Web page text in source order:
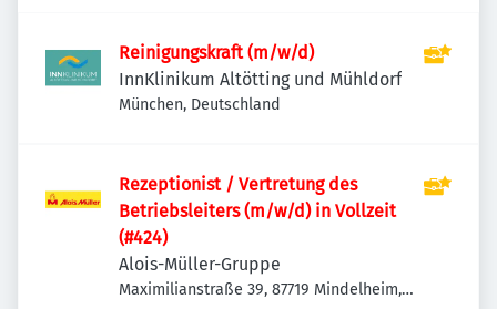
Reinigungskraft (m/w/d)
InnKlinikum Altötting und Mühldorf
München, Deutschland
Rezeptionist / Vertretung des
Betriebsleiters (m/w/d) in Vollzeit
(#424)
Alois-Müller-Gruppe
Maximilianstraße 39, 87719 Mindelheim,